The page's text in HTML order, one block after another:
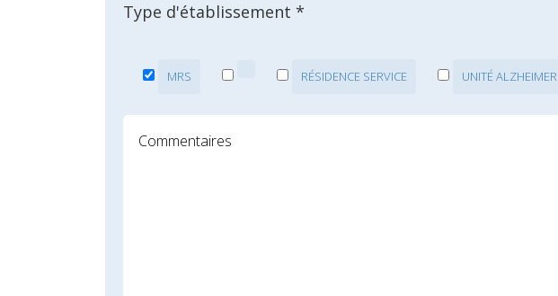
Type d'établissement *
MRS RÉSIDENCE SERVICE UNITÉ ALZHEIMER